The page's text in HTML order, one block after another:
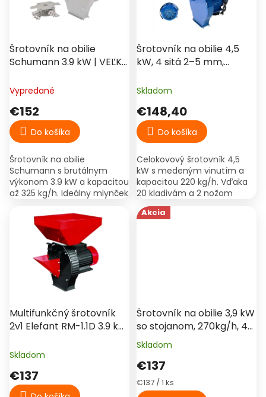
o
vd
u
t
v
Šrotovník na obilie
Schumann 3.9 kW | VEĽKÁ
Vypredané
€152
Do košíka
Šrotovník na obilie
Schumann s brutálnym
výkonom 3.9 kW a kapacitou
až 325 kg/h. Ideálny mlynček
celé klasy kukurice.
Disponuje zväčšenou
kovovou...
Šrotovník na obilie 4,5
kW, 4 sitá 2–5 mm,
celokovový – 7STARS
Skladom
€148,40
Do košíka
Celokovový šrotovník 4,5
kW s medeným vinutím a
kapacitou 220 kg/h. Vďaka
20 kladivám a 2 nožom
spracuje obilie aj celé klasy
kukurice. Priamy pohon bez
Multifunkčný šrotovník
2v1 Elefant RM-1.1D 3.9 kW
Meď
Skladom
€137
Akcia
Šrotovník na obilie 3,9 kW
so stojanom, 270kg/h, 4
sitá, Micul Fermier, GF-
0063
Priemerné
produktu
je
5,0
Skladom
€137
Jednotková
cena:
€137 / 1 ks